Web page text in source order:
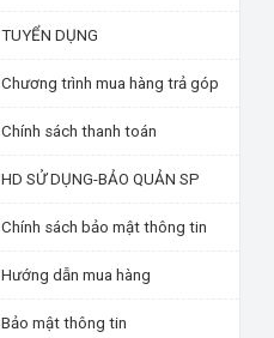
TUYỂN DỤNG
Chương trình mua hàng trả góp
Chính sách thanh toán
HD SỬ DỤNG-BẢO QUẢN SP
Chính sách bảo mật thông tin
Hướng dẫn mua hàng
Bảo mật thông tin